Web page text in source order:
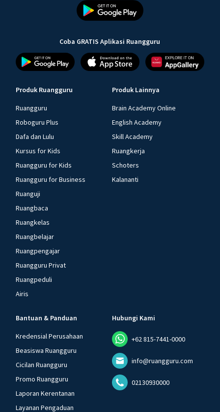
Coba GRATIS Aplikasi Ruangguru
Produk Ruangguru
Ruangguru
Roboguru Plus
Dafa dan Lulu
Kursus for Kids
Ruangguru for Kids
Ruangguru for Business
Ruanguji
Ruangbaca
Ruangkelas
Ruangbelajar
Ruangpengajar
Ruangguru Privat
Ruangpeduli
Airis
Produk Lainnya
Brain Academy Online
English Academy
Skill Academy
Ruangkerja
Schoters
Kalananti
Bantuan & Panduan
Kredensial Perusahaan
Beasiswa Ruangguru
Cicilan Ruangguru
Promo Ruangguru
Laporan Kerentanan
Layanan Pengaduan
Hubungi Kami
+62 815-7441-0000
info@ruangguru.com
02130930000